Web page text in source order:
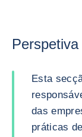
Perspetiva
Esta
das
práticas